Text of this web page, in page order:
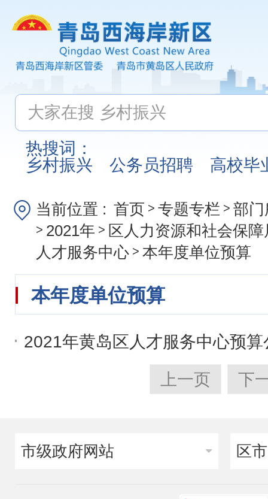
热搜词：
乡村振兴
公务员招聘 高校毕
当前位置 : 首页 > 专题专栏 > 部
> 2021年 > 区人力资源和社会保障
人才服务中心 > 本年度单位预算
本年度单位预算
2021年黄岛区人才服务中心预算
上一页 下
市级政府网站 区